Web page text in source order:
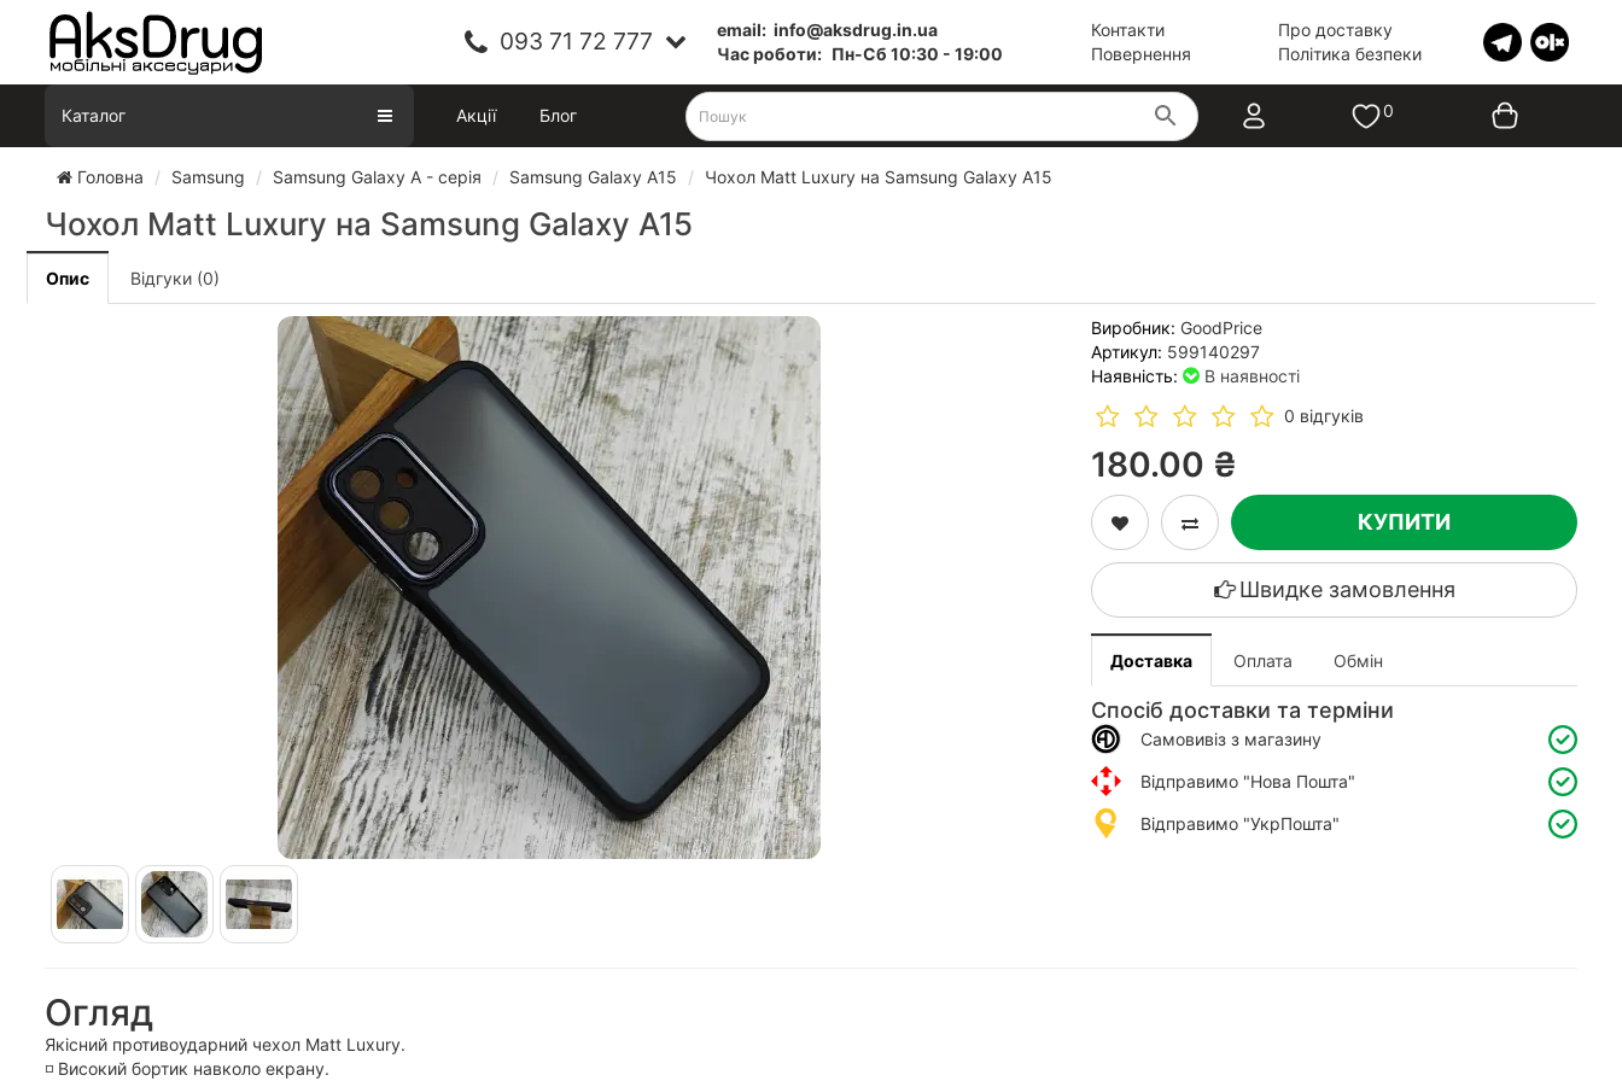
093 71 72 777 email: info@aksdrug.in.ua
Час роботи: Пн-Cб 10:30 - 19:00
Контакти
Повернення
Про доставку
Політика безпеки
Каталог Акції Блог 0
Головна Samsung Samsung Galaxy A - серія Samsung Galaxy A15 Чохол Matt Luxury на Samsung Galaxy A15
Чохол Matt Luxury на Samsung Galaxy A15
Опис Відгуки (0)
Виробник: GoodPrice
Артикул: 599140297
Наявність:
В наявності
0 відгуків
180.00 ₴
КУПИТИ
Швидке замовлення
Доставка Оплата Обмін
Спосіб доставки та терміни
Самовивіз з магазину
Відправимо "Нова Пошта"
Відправимо "УкрПошта"
Огляд
Якісний противоударний чехол Matt Luxury.
◽️ Високий бортик навколо екрану.